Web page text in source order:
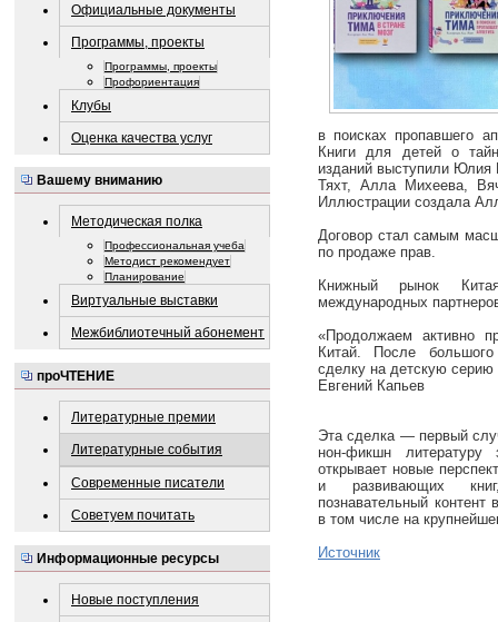
Официальные документы
Программы, проекты
Программы, проекты
Профориентация
Клубы
Оценка качества услуг
Вашему вниманию
Методическая полка
Профессиональная учеба
Методист рекомендует
Планирование
Виртуальные выставки
Межбиблиотечный абонемент
проЧТЕНИЕ
Литературные премии
Литературные события
Современные писатели
Советуем почитать
Информационные ресурсы
Новые поступления
в поисках пропавшего
Книги для детей о
изданий выступили
Тяхт, Алла Михеева,
Иллюстрации создала
Договор стал самым
по продаже прав.
Книжный рынок
международных
«Продолжаем активно
Китай. После
сделку на детскую серию
Евгений Капьев
Эта сделка — первый
нон-фикшн
открывает новые
и развивающих
познавательный
в том числе на
Источник